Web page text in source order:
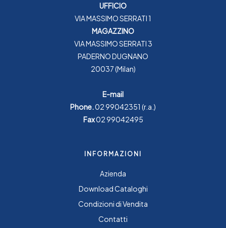
UFFICIO
VIA MASSIMO SERRATI 1
MAGAZZINO
VIA MASSIMO SERRATI 3
PADERNO DUGNANO
20037 (Milan)
E-mail
Phone.02 99042351 (r.a.)
Fax02 99042495
INFORMAZIONI
Azienda
Download Cataloghi
Condizioni di Vendita
Contatti